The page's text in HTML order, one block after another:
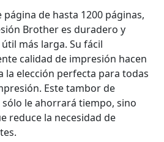
página de hasta 1200 páginas,
Brother es duradero y
más larga. Su fácil
calidad de impresión hacen
la elección perfecta para todas
Este tambor de
le ahorrará tiempo, sino
reduce la necesidad de